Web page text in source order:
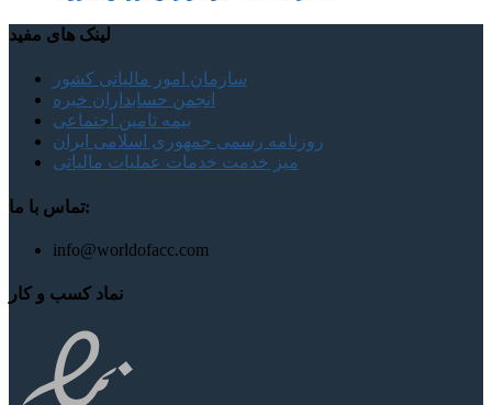
لینک های مفید
سازمان امور مالیاتی کشور
انجمن حسابداران خبره
بیمه تامین اجتماعی
روزنامه رسمی جمهوری اسلامی ایران
میز خدمت خدمات عملیات مالیاتی
تماس با ما:
info@worldofacc.com
نماد کسب و کار